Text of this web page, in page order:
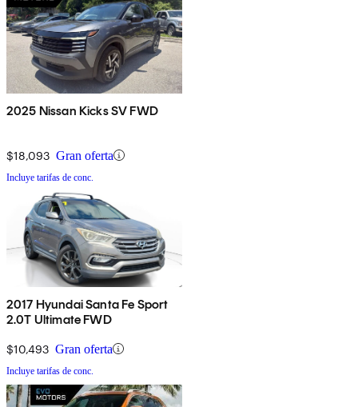
2025 Nissan Kicks SV FWD
$18,093 Gran oferta
Incluye tarifas de conc.
2017 Hyundai Santa Fe Sport
2.0T Ultimate FWD
$10,493 Gran oferta
Incluye tarifas de conc.